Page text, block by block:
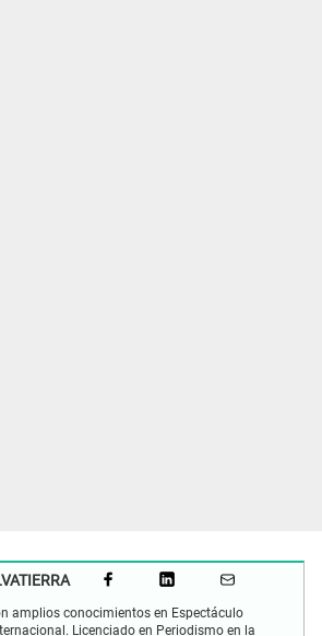
amplios conocimientos en Espectáculo
Licenciado en Periodismo en la